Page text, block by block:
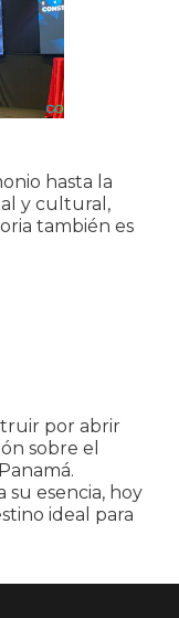
hasta la
y cultural,
también es
por abrir
sobre el
su esencia, hoy
ideal para